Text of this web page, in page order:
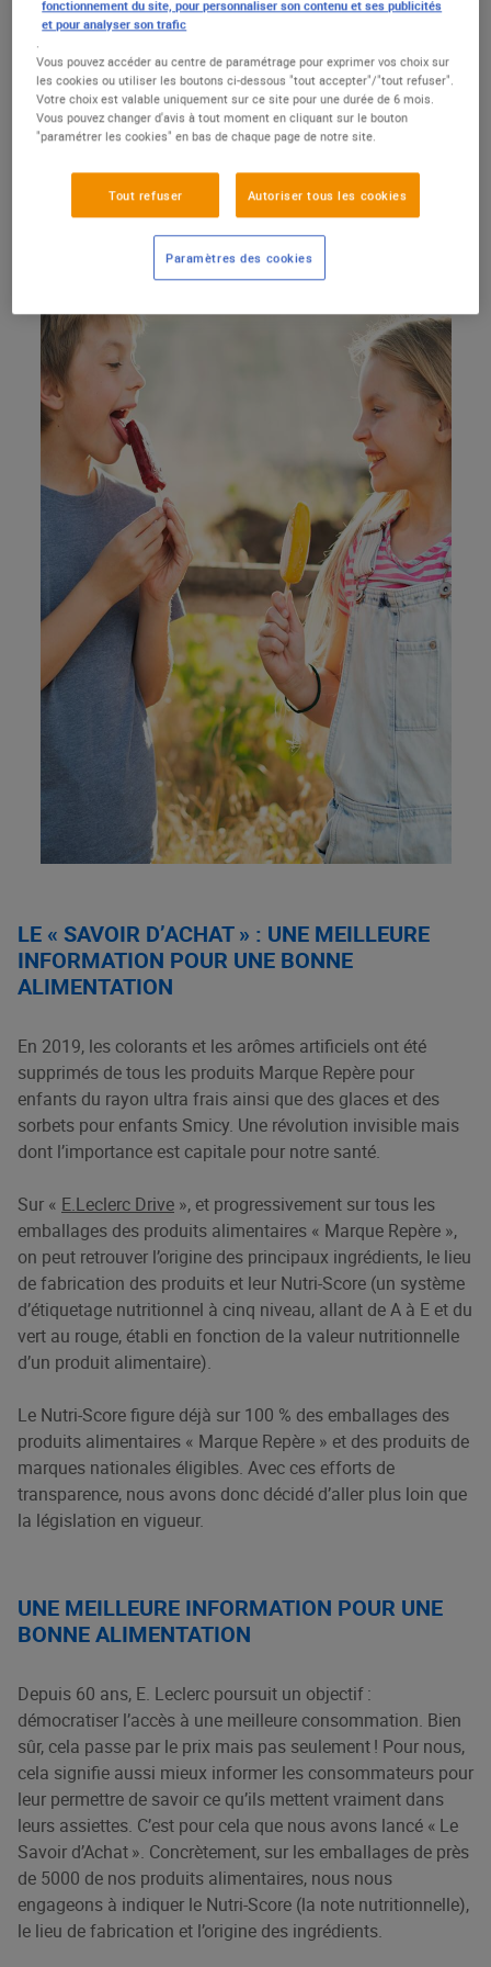
Par exemple, depuis octobre 2018, tous les bonbons de la
gamme « Copains Copines » de « Marque Repère »
n’utilisent plus que des colorants et des arômes d’origine
naturelle. C'est aussi le cas, depuis 2019, de tous les
yaourts et fromages « Marque Repère » pour enfants, ainsi
Smicy ». Une révolution invisible mais dont l’importance
est capitale pour la santé.
LE « SAVOIR D’ACHAT » : UNE MEILLEURE
INFORMATION POUR UNE BONNE
ALIMENTATION
En 2019, les colorants et les arômes artificiels ont été
supprimés de tous les produits Marque Repère pour
enfants du rayon ultra frais ainsi que des glaces et des
sorbets pour enfants Smicy. Une révolution invisible mais
dont l’importance est capitale pour notre santé.
Sur « E.Leclerc Drive », et progressivement sur tous les
emballages des produits alimentaires « Marque Repère »,
on peut retrouver l’origine des principaux ingrédients, le lieu
de fabrication des produits et leur Nutri-Score (un système
d’étiquetage nutritionnel à cinq niveau, allant de A à E et du
vert au rouge, établi en fonction de la valeur nutritionnelle
d’un produit alimentaire).
Le Nutri-Score figure déjà sur 100 % des emballages des
produits alimentaires « Marque Repère » et des produits de
marques nationales éligibles. Avec ces efforts de
transparence, nous avons donc décidé d’aller plus loin que
la législation en vigueur.
UNE MEILLEURE INFORMATION POUR UNE
BONNE ALIMENTATION
Depuis 60 ans, E. Leclerc poursuit un objectif :
démocratiser l’accès à une meilleure consommation. Bien
sûr, cela passe par le prix mais pas seulement ! Pour nous,
cela signifie aussi mieux informer les consommateurs pour
leur permettre de savoir ce qu’ils mettent vraiment dans
leurs assiettes. C’est pour cela que nous avons lancé « Le
Savoir d’Achat ». Concrètement, sur les emballages de près
de 5000 de nos produits alimentaires, nous nous
engageons à indiquer le Nutri-Score (la note nutritionnelle),
le lieu de fabrication et l’origine des ingrédients.
fonctionnement du site, pour personnaliser son contenu et ses publicités
et pour analyser son trafic
.
Vous pouvez accéder au centre de paramétrage pour exprimer vos choix sur
les cookies ou utiliser les boutons ci-dessous "tout accepter"/"tout refuser".
Votre choix est valable uniquement sur ce site pour une durée de 6 mois.
Vous pouvez changer d'avis à tout moment en cliquant sur le bouton
"paramétrer les cookies" en bas de chaque page de notre site.
Tout refuser Autoriser tous les cookies
Paramètres des cookies